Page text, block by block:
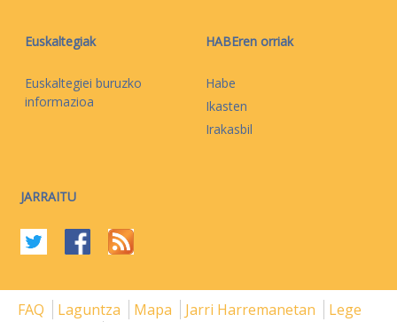
Euskaltegiak
Euskaltegiei buruzko
informazioa
HABEren orriak
Habe
Ikasten
Irakasbil
JARRAITU
FAQ Laguntza Mapa Jarri Harremanetan
Lege